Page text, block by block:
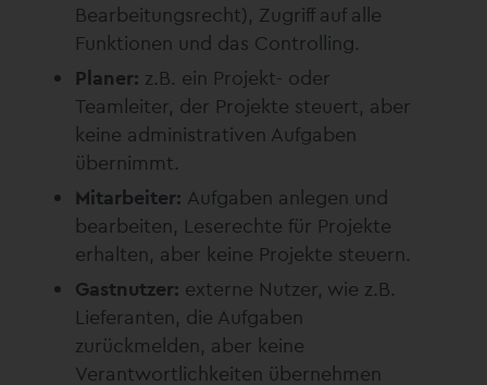
Bearbeitungsrecht), Zugriff auf alle
Funktionen und das Controlling.
Planer: z.B. ein Projekt- oder
Teamleiter, der Projekte steuert, aber
keine administrativen Aufgaben
übernimmt.
Mitarbeiter: Aufgaben anlegen und
bearbeiten, Leserechte für Projekte
erhalten, aber keine Projekte steuern.
Gastnutzer: externe Nutzer, wie z.B.
Lieferanten, die Aufgaben
zurückmelden, aber keine
Verantwortlichkeiten übernehmen